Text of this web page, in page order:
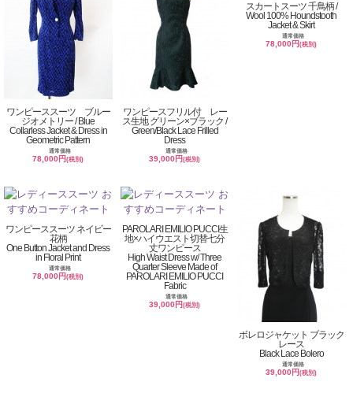
ワンピーススーツ ブルー
ジオメトリー / Blue
Collarless Jacket & Dress in
Geometric Pattern
通常価格
78,000円(税別)
ワンピースフリル付 レー
ス生地 グリーン×ブラック /
Green/Black Lace Frilled
Dress
通常価格
39,000円(税別)
スカートスーツ 千鳥柄 /
Wool 100% Houndstooth
Jacket & Skirt
通常価格
78,000円(税別)
ワンピーススーツ ネイビー
花柄
One Button Jacket and Dress
in Floral Print
通常価格
78,000円(税別)
PAROLARI EMILIO PUCCI生
地×ハイウエスト切替七分
丈ワンピース
High Waist Dress w/ Three
Quarter Sleeve Made of
PAROLARI EMILIO PUCCI
Fabric
通常価格
39,000円(税別)
ボレロジャケット ブラック
レース
Black Lace Bolero
通常価格
39,000円(税別)